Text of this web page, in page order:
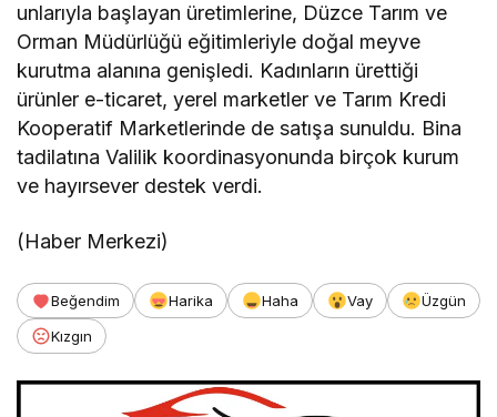
unlarıyla başlayan üretimlerine, Düzce Tarım ve
Orman Müdürlüğü eğitimleriyle doğal meyve
kurutma alanına genişledi. Kadınların ürettiği
ürünler e-ticaret, yerel marketler ve Tarım Kredi
Kooperatif Marketlerinde de satışa sunuldu. Bina
tadilatına Valilik koordinasyonunda birçok kurum
ve hayırsever destek verdi.
(Haber Merkezi)
Beğendim Harika Haha Vay
Üzgün
Kızgın